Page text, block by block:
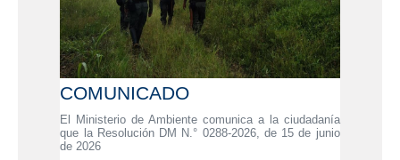
COMUNICADO
El Ministerio de Ambiente comunica a la ciudadanía
que la Resolución DM N.° 0288-2026, de 15 de junio
de 2026